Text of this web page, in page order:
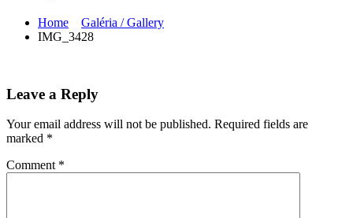
Home
Galéria / Gallery
IMG_3428
Leave a Reply
Your email address will not be published. Required fields are
marked *
Comment *